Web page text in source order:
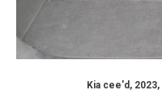
Kia cee'd,